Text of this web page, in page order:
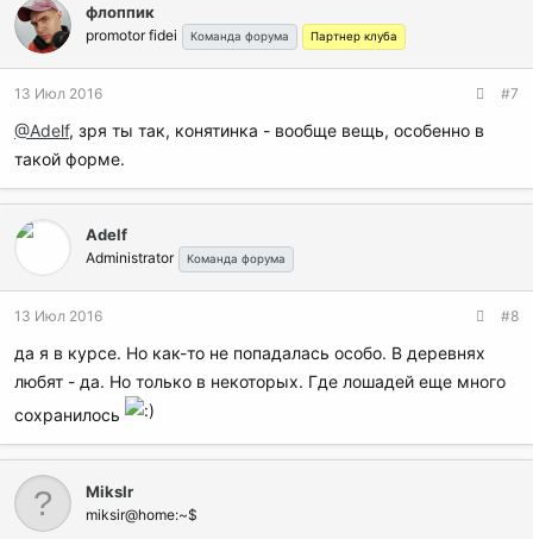
флоппик
promotor fidei Команда форума Партнер клуба
13 Июл 2016 #7
@Adelf, зря ты так, конятинка - вообще вещь, особенно в
такой форме.
Adelf
Administrator Команда форума
13 Июл 2016 #8
да я в курсе. Но как-то не попадалась особо. В деревнях
любят - да. Но только в некоторых. Где лошадей еще много
сохранилось
MiksIr
miksir@home:~$